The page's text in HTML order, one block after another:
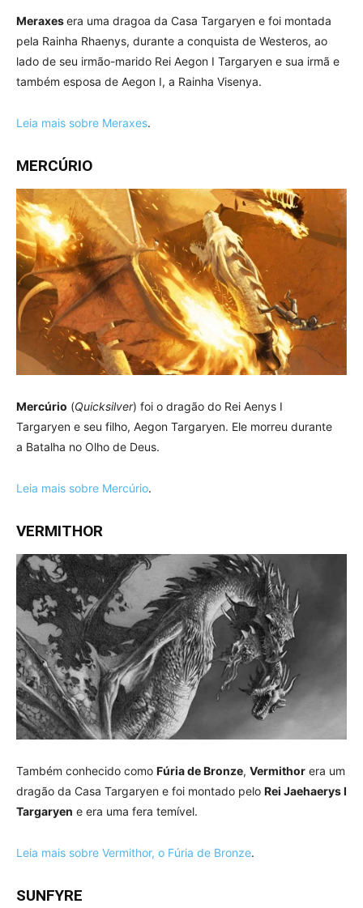
Meraxesera uma dragoa da Casa Targaryen e foi montada
pela Rainha Rhaenys, durante a conquista de Westeros, ao
lado de seu irmão-marido Rei Aegon I Targaryen e sua irmã e
também esposa de Aegon I, a Rainha Visenya.
Leia mais sobre Meraxes.
MERCÚRIO
Mercúrio (Quicksilver) foi o dragão do Rei Aenys I
Targaryen e seu filho, Aegon Targaryen. Ele morreu durante
a Batalha no Olho de Deus.
Leia mais sobre Mercúrio.
VERMITHOR
Também conhecido como Fúria de Bronze, Vermithor era um
dragão da Casa Targaryen e foi montado pelo Rei Jaehaerys I
Targaryen e era uma fera temível.
Leia mais sobre Vermithor, o Fúria de Bronze.
SUNFYRE